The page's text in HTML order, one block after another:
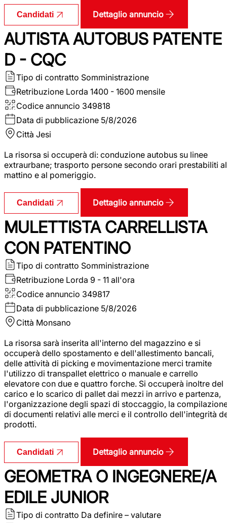
Candidati Dettaglio annuncio
AUTISTA AUTOBUS PATENTE
D - CQC
Tipo di contratto Somministrazione
Retribuzione Lorda 1400 - 1600 mensile
Codice annuncio 349818
Data di pubblicazione 5/8/2026
Città Jesi
La risorsa si occuperà di: conduzione autobus su linee
extraurbane; trasporto persone secondo orari prestabiliti al
mattino e al pomeriggio.
Candidati Dettaglio annuncio
MULETTISTA CARRELLISTA
CON PATENTINO
Tipo di contratto Somministrazione
Retribuzione Lorda 9 - 11 all'ora
Codice annuncio 349817
Data di pubblicazione 5/8/2026
Città Monsano
La risorsa sarà inserita all'interno del magazzino e si
occuperà dello spostamento e dell'allestimento bancali,
delle attività di picking e movimentazione merci tramite
l'utilizzo di transpallet elettrico o manuale e carrello
elevatore con due e quattro forche. Si occuperà inoltre del
carico e lo scarico di pallet dai mezzi in arrivo e partenza,
l'organizzazione degli spazi di stoccaggio, la
di documenti relativi alle merci e il controllo dell'integrità
prodotti.
Candidati Dettaglio annuncio
GEOMETRA O INGEGNERE/A
EDILE JUNIOR
Tipo di contratto Da definire – valutare